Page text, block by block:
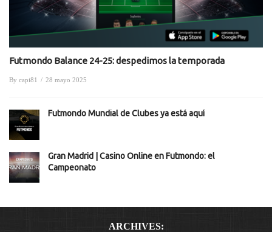
Futmondo Balance 24-25: despedimos la temporada
By capi81 / 28 mayo 2025
Futmondo Mundial de Clubes ya está aquí
Gran Madrid | Casino Online en Futmondo: el
Campeonato
ARCHIVES: